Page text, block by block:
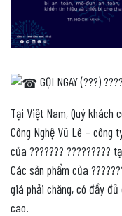
GỌI NGAY (???)
Tại Việt Nam, Quý khách
Công Nghệ Vũ Lê – công
của ??????? ?????????
Các sản phẩm của
giá phải chăng, có đầy
cao.